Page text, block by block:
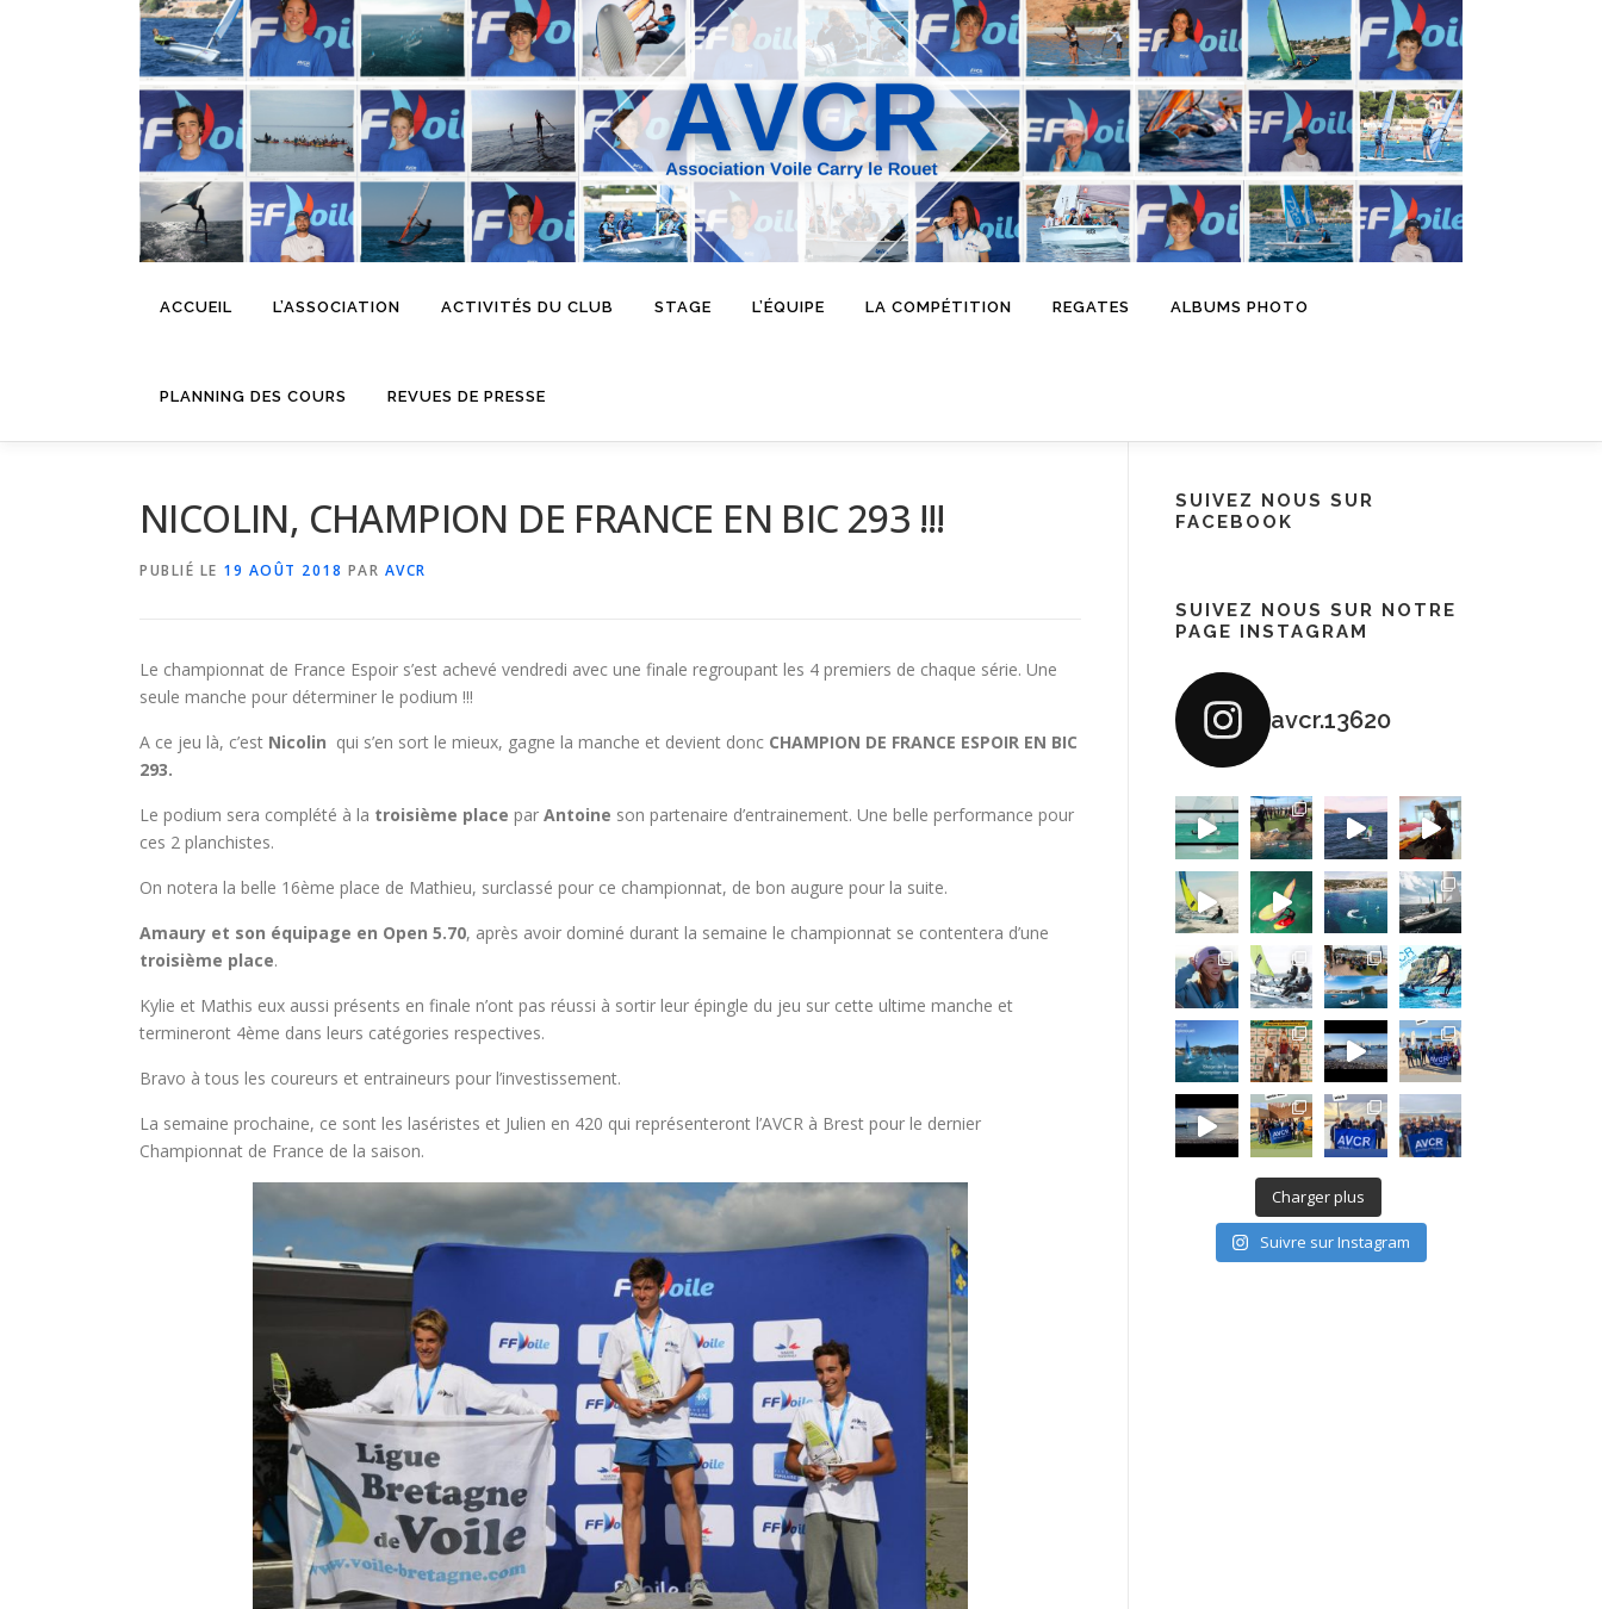
ACCUEIL L’ASSOCIATION ACTIVITÉS DU CLUB STAGE L’ÉQUIPE LA COMPÉTITION REGATES ALBUMS PHOTO
PLANNING DES COURS REVUES DE PRESSE
NICOLIN, CHAMPION DE FRANCE EN BIC 293 !!!
PUBLIÉ LE 19 AOÛT 2018 PAR AVCR
Le championnat de France Espoir s’est achevé vendredi avec une finale regroupant les 4 premiers de chaque série. Une
seule manche pour déterminer le podium !!!
A ce jeu là, c’est Nicolin qui s’en sort le mieux, gagne la manche et devient donc CHAMPION DE FRANCE ESPOIR EN BIC
293.
Le podium sera complété à la troisième place par Antoine son partenaire d’entrainement. Une belle performance pour
ces 2 planchistes.
On notera la belle 16ème place de Mathieu, surclassé pour ce championnat, de bon augure pour la suite.
Amaury et son équipage en Open 5.70, après avoir dominé durant la semaine le championnat se contentera d’une
troisième place.
Kylie et Mathis eux aussi présents en finale n’ont pas réussi à sortir leur épingle du jeu sur cette ultime manche et
termineront 4ème dans leurs catégories respectives.
Bravo à tous les coureurs et entraineurs pour l’investissement.
La semaine prochaine, ce sont les laséristes et Julien en 420 qui représenteront l’AVCR à Brest pour le dernier
Championnat de France de la saison.
SUIVEZ NOUS SUR
FACEBOOK
SUIVEZ NOUS SUR NOTRE
PAGE INSTAGRAM
avcr.13620
Charger plus
Suivre sur Instagram